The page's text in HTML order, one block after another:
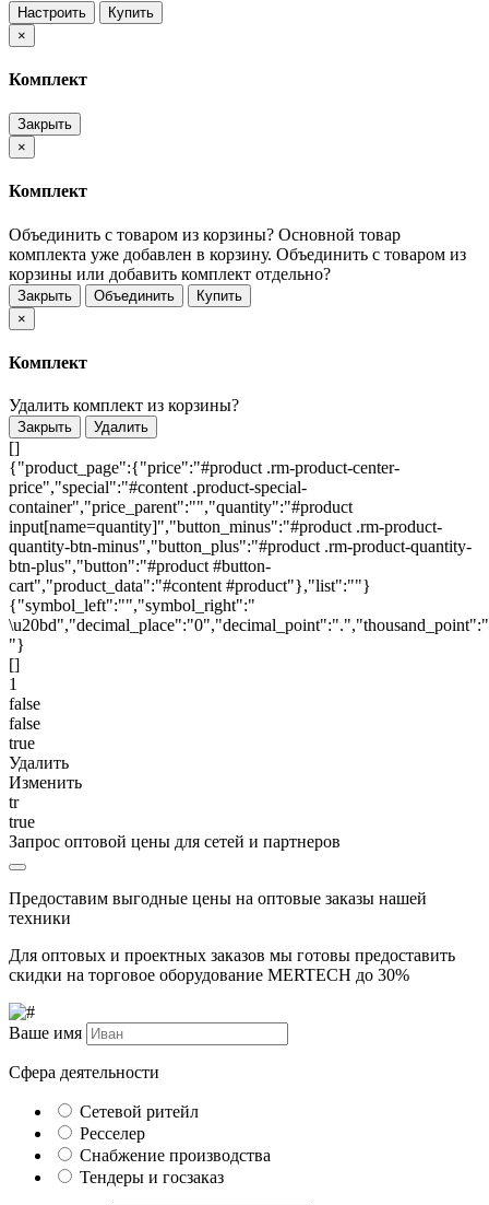
Настроить
Купить
×
Комплект
Закрыть
×
Комплект
Объединить с товаром из корзины? Основной товар
комплекта уже добавлен в корзину. Объединить с товаром из
корзины или добавить комплект отдельно?
Закрыть Объединить
Купить
×
Комплект
Удалить комплект из корзины?
Закрыть Удалить
[]
{"product_page":{"price":"#product .rm-product-center-
price","special":"#content .product-special-
container","price_parent":"","quantity":"#product
input[name=quantity]","button_minus":"#product .rm-product-
quantity-btn-minus","button_plus":"#product .rm-product-quantity-
btn-plus","button":"#product #button-
cart","product_data":"#content #product"},"list":""}
{"symbol_left":"","symbol_right":"
\u20bd","decimal_place":"0","decimal_point":".","thousand_point":"
"}
[]
1
false
false
true
Удалить
Изменить
tr
true
Запрос оптовой цены для сетей и партнеров
Предоставим выгодные цены на оптовые заказы нашей
техники
Для оптовых и проектных заказов мы готовы предоставить
скидки на торговое оборудование MERTECH до 30%
Ваше имя
Сфера деятельности
Сетевой ритейл
Ресселер
Снабжение производства
Тендеры и госзаказ